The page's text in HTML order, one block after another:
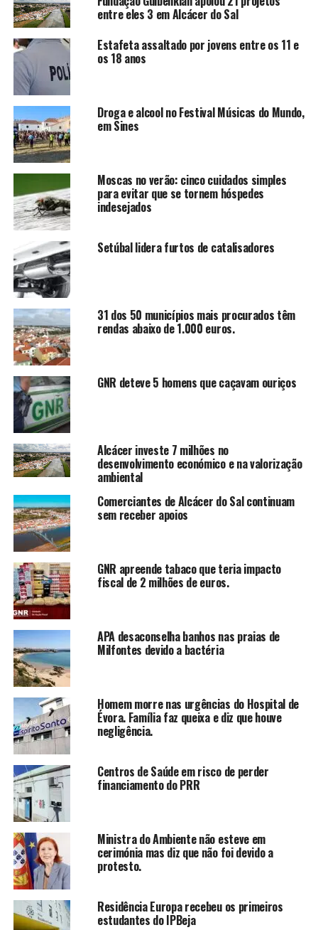
entre eles 3 em Alcácer do Sal
Estafeta assaltado por jovens entre os 11 e
os 18 anos
Droga e alcool no Festival Músicas do Mundo,
em Sines
Moscas no verão: cinco cuidados simples
para evitar que se tornem hóspedes
indesejados
Setúbal lidera furtos de catalisadores
31 dos 50 municípios mais procurados têm
rendas abaixo de 1.000 euros.
GNR deteve 5 homens que caçavam ouriços
Alcácer investe 7 milhões no
desenvolvimento económico e na valorização
ambiental
Comerciantes de Alcácer do Sal continuam
sem receber apoios
GNR apreende tabaco que teria impacto
fiscal de 2 milhões de euros.
APA desaconselha banhos nas praias de
Milfontes devido a bactéria
Homem morre nas urgências do Hospital de
Évora. Família faz queixa e diz que houve
negligência.
Centros de Saúde em risco de perder
financiamento do PRR
Ministra do Ambiente não esteve em
cerimónia mas diz que não foi devido a
protesto.
Residência Europa recebeu os primeiros
estudantes do IPBeja